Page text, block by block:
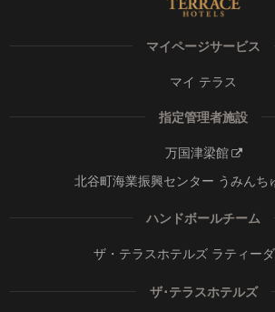
マイページサービス
マイ テラス
指定管理者施設
万国津梁館
北谷町海業振興センター うみんち
ハンドボールチーム
ザ・テラスホテルズ ラティー
ザ･テラスホテルズ